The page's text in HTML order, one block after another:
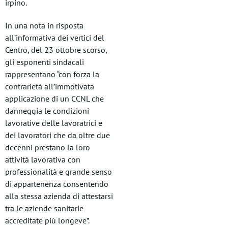
irpino.
In una nota in risposta
all’informativa dei vertici del
Centro, del 23 ottobre scorso,
gli esponenti sindacali
rappresentano “con forza la
contrarietà all’immotivata
applicazione di un CCNL che
danneggia le condizioni
lavorative delle lavoratrici e
dei lavoratori che da oltre due
decenni prestano la loro
attività lavorativa con
professionalità e grande senso
di appartenenza consentendo
alla stessa azienda di attestarsi
tra le aziende sanitarie
accreditate più longeve”.